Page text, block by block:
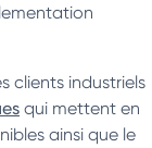
clients industriels
qui mettent en
ainsi que le